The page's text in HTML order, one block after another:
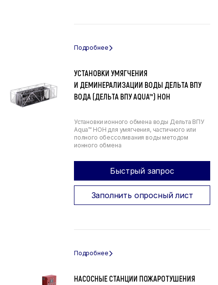
УСТАНОВКИ УМЯГЧЕНИЯ
И ДЕМИНЕРАЛИЗАЦИИ ВОДЫ ДЕЛЬТА ВПУ
ВОДА (ДЕЛЬТА ВПУ AQUA™) НОН
Установки ионного обмена воды Дельта ВПУ
Aqua™ НОН для умягчения, частичного или
полного обессоливания воды методом
ионного обмена
Быстрый запрос
Заполнить опросный лист
НАСОСНЫЕ СТАНЦИИ ПОЖАРОТУШЕНИЯ